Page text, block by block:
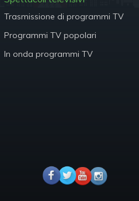
Trasmissione di programmi TV
Programmi TV popolari
In onda programmi TV